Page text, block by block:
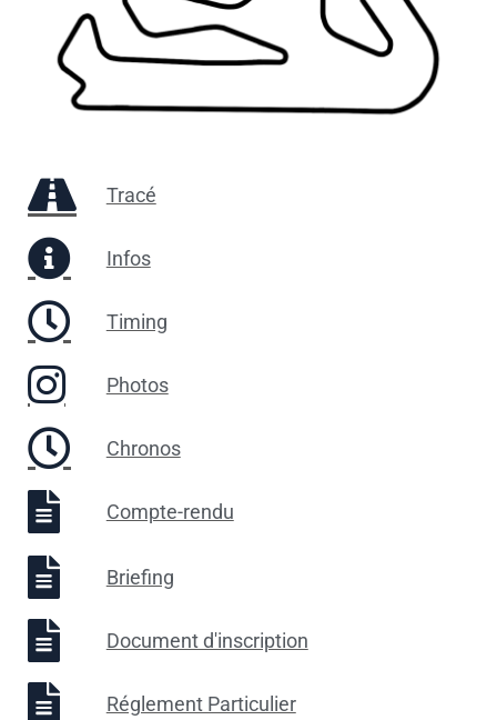
Tracé
Infos
Timing
Photos
Chronos
Compte-rendu
Briefing
Document d'inscription
Réglement Particulier